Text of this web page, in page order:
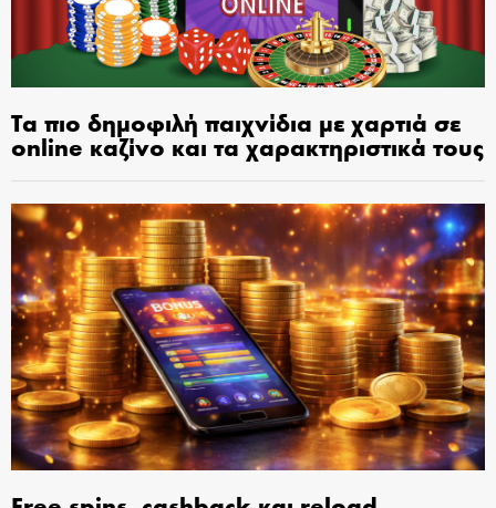
Τα πιο δημοφιλή παιχνίδια με χαρτιά σε
online καζίνο και τα χαρακτηριστικά τους